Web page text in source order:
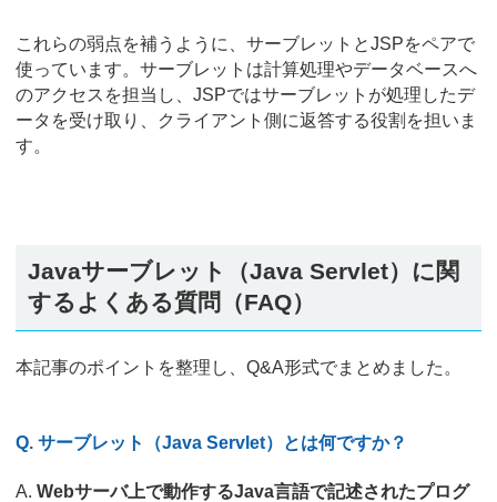
これらの弱点を補うように、サーブレットとJSPをペアで
使っています。サーブレットは計算処理やデータベースへ
のアクセスを担当し、JSPではサーブレットが処理したデ
ータを受け取り、クライアント側に返答する役割を担いま
す。
Javaサーブレット（Java Servlet）に関
するよくある質問（FAQ）
本記事のポイントを整理し、Q&A形式でまとめました。
Q. サーブレット（Java Servlet）とは何ですか？
A. Webサーバ上で動作するJava言語で記述されたプログ